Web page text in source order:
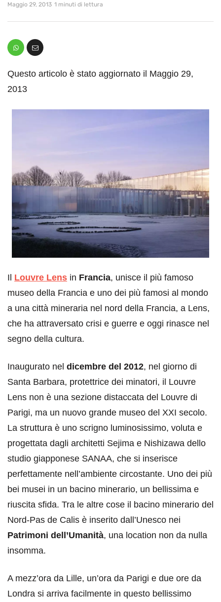
Maggio 29, 2013 1 minuti di lettura
Questo articolo è stato aggiornato il Maggio 29,
2013
Il Louvre Lens in Francia, unisce il più famoso
museo della Francia e uno dei più famosi al mondo
a una città mineraria nel nord della Francia, a Lens,
che ha attraversato crisi e guerre e oggi rinasce nel
segno della cultura.
Inaugurato nel dicembre del 2012, nel giorno di
Santa Barbara, protettrice dei minatori, il Louvre
Lens non è una sezione distaccata del Louvre di
Parigi, ma un nuovo grande museo del XXI secolo.
La struttura è uno scrigno luminosissimo, voluta e
progettata dagli architetti Sejima e Nishizawa dello
studio giapponese SANAA, che si inserisce
perfettamente nell’ambiente circostante. Uno dei più
bei musei in un bacino minerario, un bellissima e
riuscita sfida. Tra le altre cose il bacino minerario del
Nord-Pas de Calis è inserito dall’Unesco nei
Patrimoni dell’Umanità, una location non da nulla
insomma.
A mezz’ora da Lille, un’ora da Parigi e due ore da
Londra si arriva facilmente in questo bellissimo